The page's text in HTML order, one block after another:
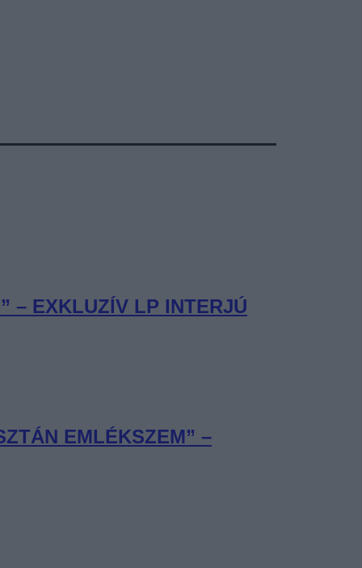
– EXKLUZÍV LP INTERJÚ
EMLÉKSZEM” –